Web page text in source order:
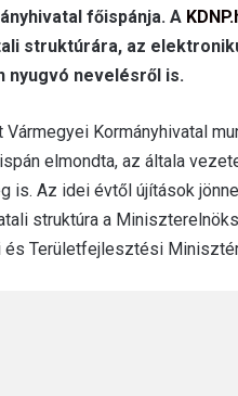
főispánja. A
struktúrára, az
nyugvó nevelésről is.
Vármegyei Kormányhivatal
elmondta, az általa
Az idei évtől újítások
struktúra a
és Területfejlesztési